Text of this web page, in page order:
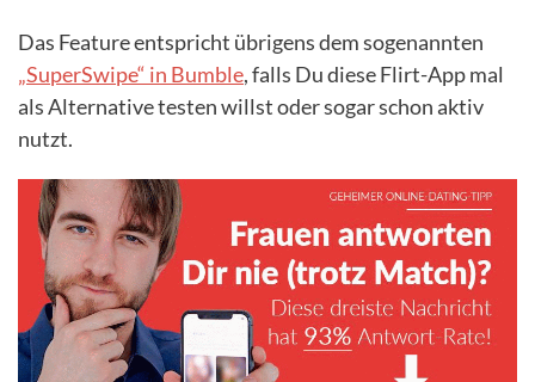
Das Feature entspricht übrigens dem sogenannten
„SuperSwipe“ in Bumble, falls Du diese Flirt-App mal
als Alternative testen willst oder sogar schon aktiv
nutzt.